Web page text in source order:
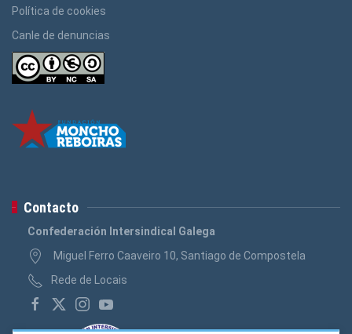
Política de cookies
Canle de denuncias
Contacto
Confederación Intersindical Galega
Miguel Ferro Caaveiro 10, Santiago de Compostela
Rede de Locais